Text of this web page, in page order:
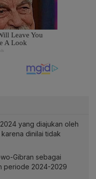
yang diajukan oleh
dinilai tidak
Gibran sebagai
periode 2024-2029